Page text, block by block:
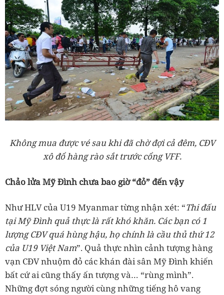
Không mua được vé sau khi đã chờ đợi cả đêm, CĐV
xô đổ hàng rào sắt trước cổng VFF.
Chảo lửa Mỹ Đình chưa bao giờ “đỏ” đến vậy
Như HLV của U19 Myanmar từng nhận xét: “Thi đấu
tại Mỹ Đình quả thực là rất khó khăn. Các bạn có 1
lượng CĐV quá hùng hậu, họ chính là cầu thủ thứ 12
của U19 Việt Nam”. Quả thực nhìn cảnh tượng hàng
vạn CĐV nhuộm đỏ các khán đài sân Mỹ Đình khiến
bất cứ ai cũng thấy ấn tượng và… “rùng mình”.
Những đợt sóng người cùng những tiếng hô vang